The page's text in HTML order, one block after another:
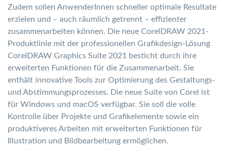
Zudem sollen AnwenderInnen schneller optimale Resultate
erzielen und – auch räumlich getrennt – effizienter
zusammenarbeiten können. Die neue CorelDRAW 2021-
Produktlinie mit der professionellen Grafikdesign-Lösung
CorelDRAW Graphics Suite 2021 besticht durch ihre
erweiterten Funktionen für die Zusammenarbeit. Sie
enthält innovative Tools zur Optimierung des Gestaltungs-
und Abstimmungsprozesses. Die neue Suite von Corel ist
für Windows und macOS verfügbar. Sie soll die volle
Kontrolle über Projekte und Grafikelemente sowie ein
produktiveres Arbeiten mit erweiterten Funktionen für
Illustration und Bildbearbeitung ermöglichen.